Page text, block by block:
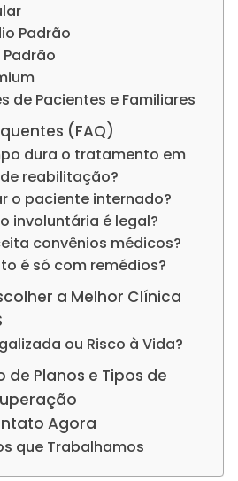
Padrão
de Pacientes e Familiares
(FAQ)
dura o tratamento em
reabilitação?
o paciente internado?
involuntária é legal?
convênios médicos?
é só com remédios?
a Melhor Clínica
ou Risco à Vida?
Planos e Tipos de
Agora
que Trabalhamos